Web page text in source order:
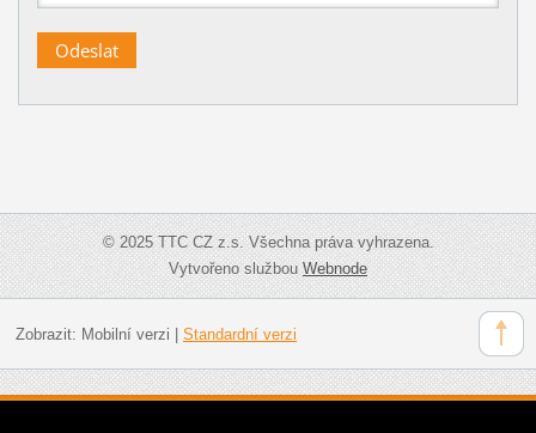
© 2025 TTC CZ z.s. Všechna práva vyhrazena.
Vytvořeno službouWebnode
Zobrazit: Mobilní verzi Standardní verzi